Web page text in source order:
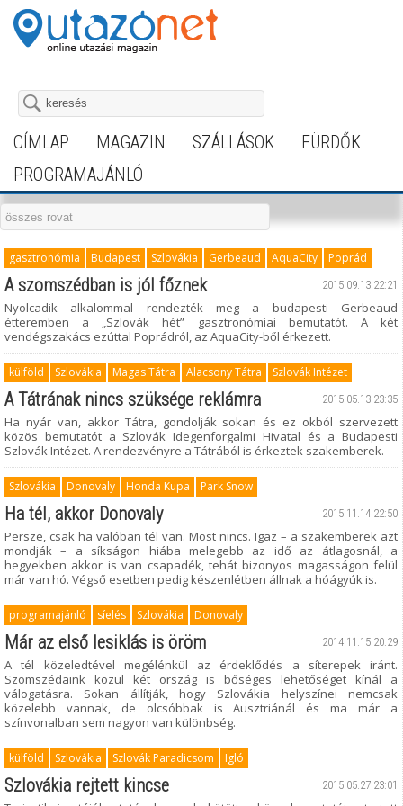
CÍMLAP MAGAZIN SZÁLLÁSOK
FÜRDŐK
PROGRAMAJÁNLÓ
gasztronómia Budapest Szlovákia Gerbeaud AquaCity Poprád
2015.09.13 22:21
A szomszédban is jól főznek
Nyolcadik alkalommal rendezték meg a budapesti Gerbeaud
étteremben a „Szlovák hét” gasztronómiai bemutatót. A két
vendégszakács ezúttal Poprádról, az AquaCity-ből érkezett.
külföld Szlovákia Magas Tátra Alacsony Tátra Szlovák Intézet
2015.05.13 23:35
A Tátrának nincs szüksége reklámra
Ha nyár van, akkor Tátra, gondolják sokan és ez okból szervezett
közös bemutatót a Szlovák Idegenforgalmi Hivatal és a Budapesti
Szlovák Intézet. A rendezvényre a Tátrából is érkeztek szakemberek.
Szlovákia Donovaly Honda Kupa Park Snow
2015.11.14 22:50
Ha tél, akkor Donovaly
Persze, csak ha valóban tél van. Most nincs. Igaz – a szakemberek azt
mondják – a síkságon hiába melegebb az idő az átlagosnál, a
hegyekben akkor is van csapadék, tehát bizonyos magasságon felül
már van hó. Végső esetben pedig készenlétben állnak a hóágyúk is.
programajánló síelés Szlovákia Donovaly
2014.11.15 20:29
Már az első lesiklás is öröm
A tél közeledtével megélénkül az érdeklődés a síterepek iránt.
Szomszédaink közül két ország is bőséges lehetőséget kínál a
válogatásra. Sokan állítják, hogy Szlovákia helyszínei nemcsak
közelebb vannak, de olcsóbbak is Ausztriánál és ma már a
színvonalban sem nagyon van különbség.
külföld Szlovákia Szlovák Paradicsom Igló
2015.05.27 23:01
Szlovákia rejtett kincse